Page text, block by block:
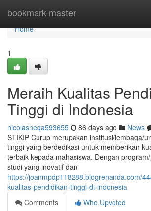
bookmark-master
Home
Home
1
Meraih Kualitas
Tinggi di Indonesia
nicolasneqa593655 86 days ago News
STIKIP Curup merupakan institusi/lembaga/
tinggi yang berdedikasi untuk memberikan
terbaik kepada mahasiswa. Dengan
studi yang inovatif dan
https://joanmpdp118288.blogrenanda.com/
kualitas-pendidikan-tinggi-di-indonesia
Comments
Who Upvoted